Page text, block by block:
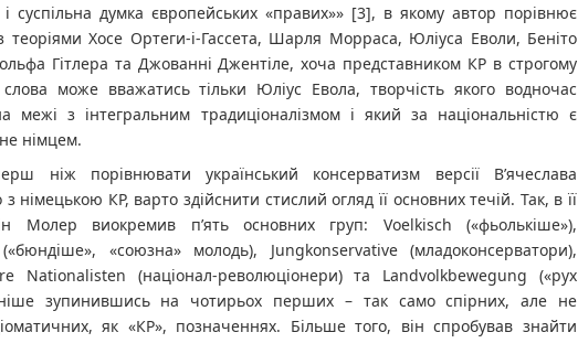
суспільна думка європейських «правих»» [3], в якому автор порівнює
теоріями Хосе Ортеги-і-Гассета, Шарля Морраса, Юліуса Еволи, Беніто
Гітлера та Джованні Джентіле, хоча представником КР в строгому
слова може вважатись тільки Юліус Евола, творчість якого водночас
межі з інтегральним традиціоналізмом і який за національністю є
німцем.
ніж порівнювати український консерватизм версії В’ячеслава
німецькою КР, варто здійснити стислий огляд її основних течій. Так, в її
Молер виокремив п’ять основних груп: Voelkisch («фьолькіше»),
«союзна» молодь), Jungkonservative (младоконсерватори),
Nationalisten (націонал-революціонери) та Landvolkbewegung («рух
зупинившись на чотирьох перших – так само спірних, але не
як «КР», позначеннях. Більше того, він спробував знайти